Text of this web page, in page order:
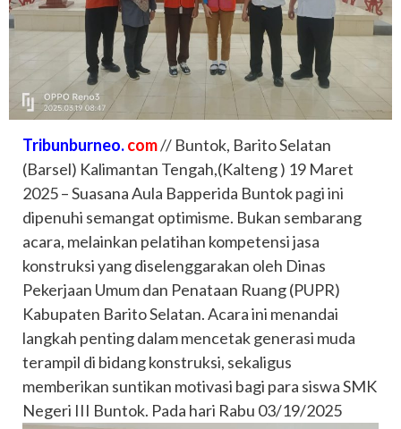
Tribunburneo.com// Buntok, Barito Selatan
(Barsel) Kalimantan Tengah,(Kalteng ) 19 Maret
2025 – Suasana Aula Bapperida Buntok pagi ini
dipenuhi semangat optimisme. Bukan sembarang
acara, melainkan pelatihan kompetensi jasa
konstruksi yang diselenggarakan oleh Dinas
Pekerjaan Umum dan Penataan Ruang (PUPR)
Kabupaten Barito Selatan. Acara ini menandai
langkah penting dalam mencetak generasi muda
terampil di bidang konstruksi, sekaligus
memberikan suntikan motivasi bagi para siswa SMK
Negeri III Buntok. Pada hari Rabu 03/19/2025